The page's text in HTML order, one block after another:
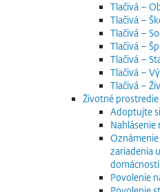
Tlačivá –
Tlačivá –
Tlačivá –
Tlačivá –
Tlačivá –
Tlačivá –
Tlačivá –
Životné prostredie
Adoptujte
Nahlásenie
zariadenia
domácnosti
Povolenie